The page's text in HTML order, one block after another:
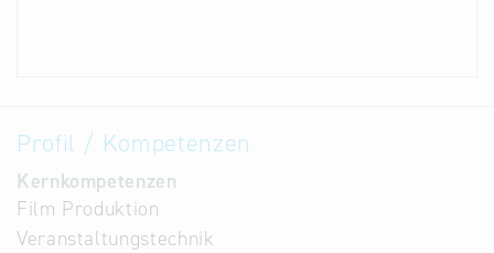
Profil / Kompetenzen
Kernkompetenzen
Film Produktion
Veranstaltungstechnik